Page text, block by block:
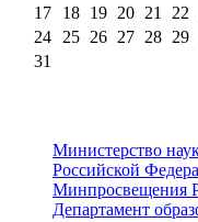
17
18 19 20 21 22
24
25 26 27 28 29
31
Министерство
Российской
Минпросвещения
Департамент